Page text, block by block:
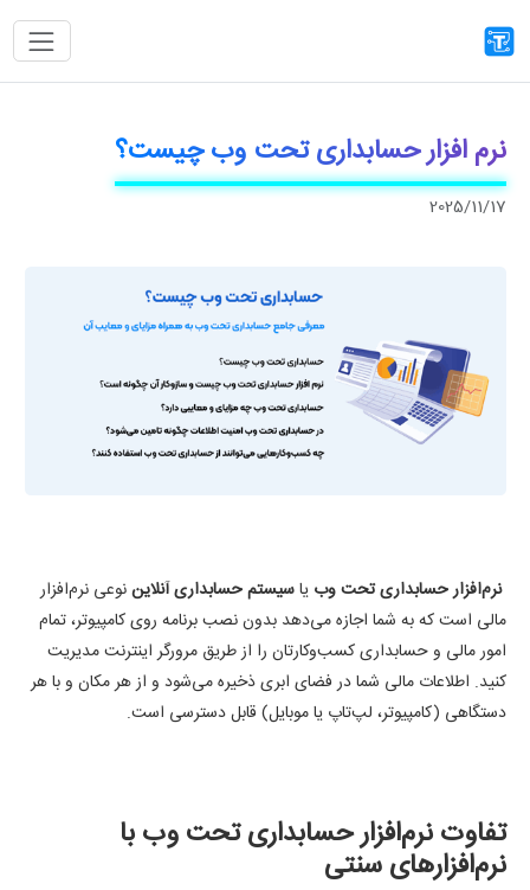
نرم ‌افزار حسابداری تحت وب چیست؟
2025/11/17
نرم‌افزار حسابداری تحت وب یاسیستم حسابداری آنلایننوعی نرم‌افزار
مالی است که به شما اجازه می‌دهد بدون نصب برنامه روی کامپیوتر، تمام
امور مالی و حسابداری کسب‌وکارتان را از طریق مرورگر اینترنت مدیریت
کنید. اطلاعات مالی شما در فضای ابری ذخیره می‌شود و از هر مکان و با هر
دستگاهی (کامپیوتر، لپ‌تاپ یا موبایل) قابل دسترسی است.
تفاوت نرم‌افزار حسابداری تحت وب با
نرم‌افزارهای سنتی